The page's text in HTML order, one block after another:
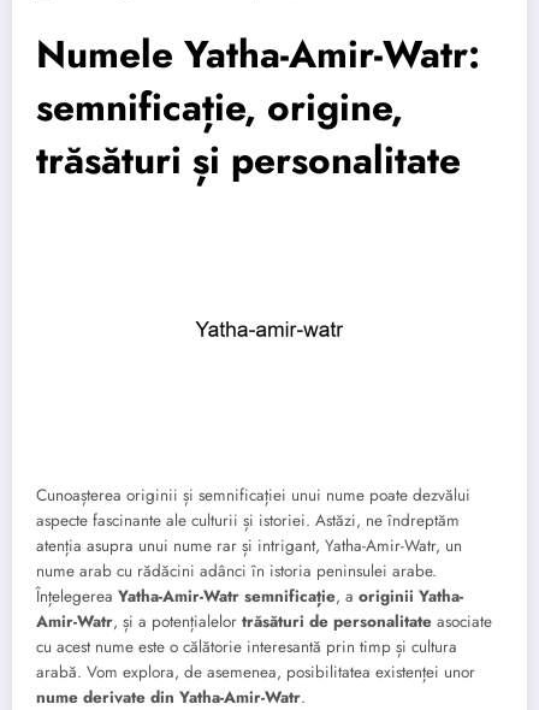
Numele Yatha-Amir-Watr:
semnificație, origine,
trăsături și personalitate
Cunoașterea originii și semnificației unui nume poate dezvălui
aspecte fascinante ale culturii și istoriei. Astăzi, ne îndreptăm
atenția asupra unui nume rar și intrigant, Yatha-Amir-Watr, un
nume arab cu rădăcini adânci în istoria peninsulei arabe.
Înțelegerea Yatha-Amir-Watr semnificație, a originii Yatha-
Amir-Watr, și a potențialelor trăsături de personalitate asociate
cu acest nume este o călătorie interesantă prin timp și cultura
arabă. Vom explora, de asemenea, posibilitatea existenței unor
nume derivate din Yatha-Amir-Watr.